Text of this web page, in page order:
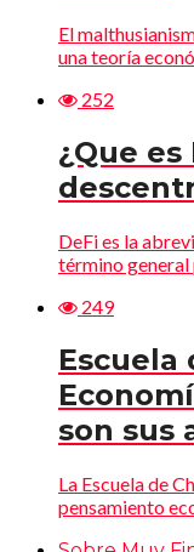
El
una teoría
252
¿Que es
DeFi es la
término general
249
Escuela
son sus
La Escuela de
pensamiento